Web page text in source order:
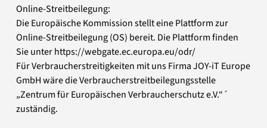
Online-Streitbeilegung:
Die Europäische Kommission stellt eine Plattform zur
Online-Streitbeilegung (OS) bereit. Die Plattform finden
Sie unter https://webgate.ec.europa.eu/odr/
Für Verbraucherstreitigkeiten mit uns Firma JOY-iT Europe
GmbH wäre die Verbraucherstreitbeilegungsstelle
„Zentrum für Europäischen Verbraucherschutz e.V.“´
zuständig.